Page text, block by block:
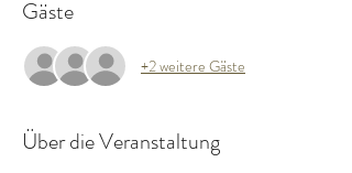
Gäste
+2 weitere Gäste
Über die Veranstaltung